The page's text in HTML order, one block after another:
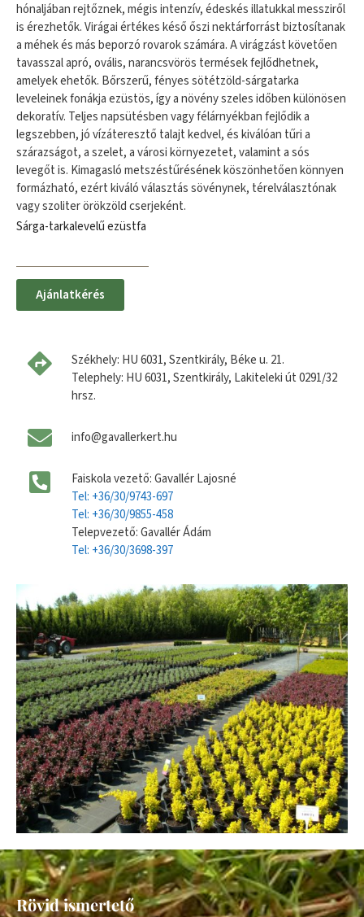
hónaljában rejtőznek, mégis intenzív, édeskés illatukkal messziről
is érezhetők. Virágai értékes késő őszi nektárforrást biztosítanak
a méhek és más beporzó rovarok számára. A virágzást követően
tavasszal apró, ovális, narancsvörös termések fejlődhetnek,
amelyek ehetők. Bőrszerű, fényes sötétzöld-sárgatarka
leveleinek fonákja ezüstös, így a növény szeles időben különösen
dekoratív. Teljes napsütésben vagy félárnyékban fejlődik a
legszebben, jó vízáteresztő talajt kedvel, és kiválóan tűri a
szárazságot, a szelet, a városi környezetet, valamint a sós
levegőt is. Kimagasló metszéstűrésének köszönhetően könnyen
formázható, ezért kiváló választás sövénynek, térelválasztónak
vagy szoliter örökzöld cserjeként.
Sárga-tarkalevelű ezüstfa
Ajánlatkérés
Székhely: HU 6031, Szentkirály, Béke u. 21.
Telephely: HU 6031, Szentkirály, Lakiteleki út 0291/32
hrsz.
info@gavallerkert.hu
Faiskola vezető: Gavallér Lajosné
Tel: +36/30/9743-697
Tel: +36/30/9855-458
Telepvezető: Gavallér Ádám
Tel: +36/30/3698-397
Rövid ismertető